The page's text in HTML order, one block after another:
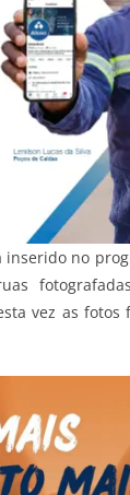
inserido no
vez as fotos